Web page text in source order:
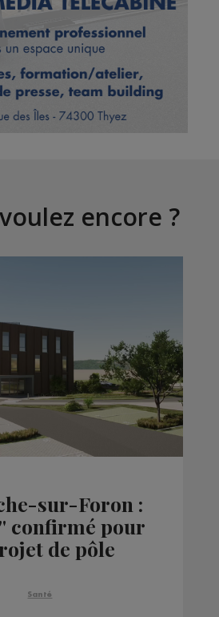
encore ?
sur-Foron :
confirmé pour
de pôle
Santé